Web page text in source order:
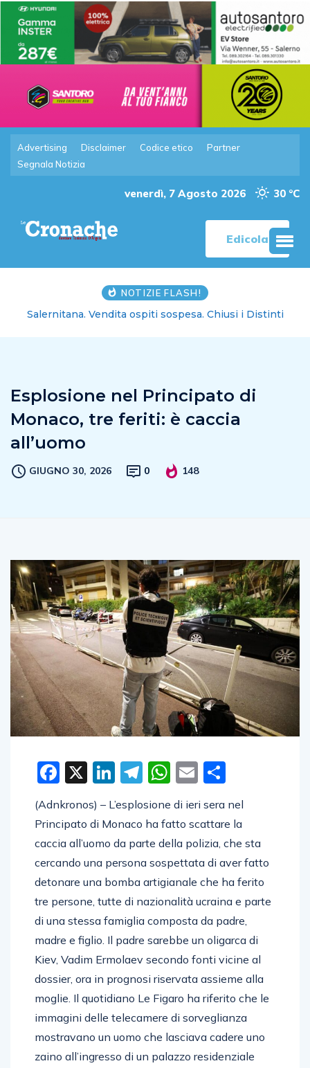
Advertising Disclaimer Codice etico
Partner
Segnala Notizia
venerdì, 7 Agosto 2026 30 °C
Edicola
NOTIZIE FLASH!
Salernitana. Vendita ospiti sospesa. Chiusi i Distinti
Esplosione nel Principato di
Monaco, tre feriti: è caccia
all’uomo
GIUGNO 30, 2026 0 148
Facebook
X LinkedIn
Telegram
WhatsApp
Email
(Adnkronos) – L’esplosione di ieri sera nel
Principato di Monaco ha fatto scattare la
caccia all’uomo da parte della polizia, che sta
cercando una persona sospettata di aver fatto
detonare una bomba artigianale che ha ferito
tre persone, tutte di nazionalità ucraina e parte
di una stessa famiglia composta da padre,
madre e figlio. Il padre sarebbe un oligarca di
Kiev, Vadim Ermolaev secondo fonti vicine al
dossier, ora in prognosi riservata assieme alla
moglie. Il quotidiano Le Figaro ha riferito che le
immagini delle telecamere di sorveglianza
mostravano un uomo che lasciava cadere uno
zaino all’ingresso di un palazzo residenziale